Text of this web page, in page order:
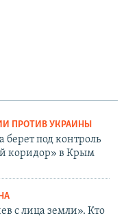
ПРОТИВ УКРАИНЫ
берет под контроль
коридор» в Крым
с лица земли». Кто